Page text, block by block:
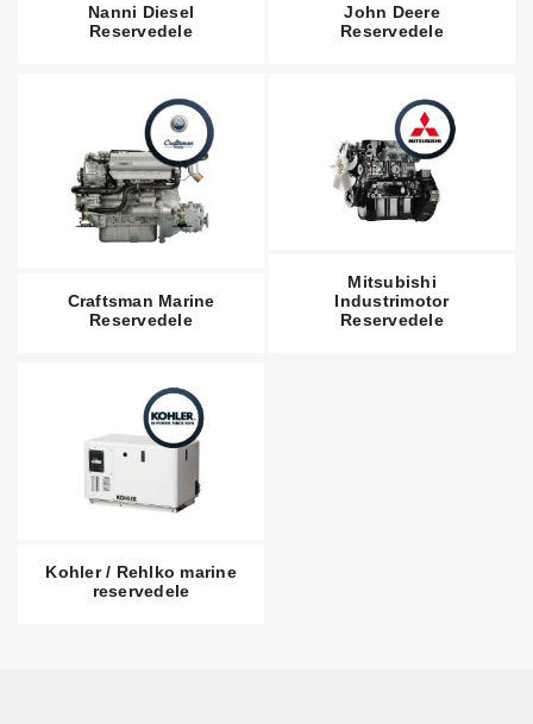
Nanni Diesel
Reservedele
John Deere
Reservedele
Craftsman Marine
Reservedele
Mitsubishi
Industrimotor
Reservedele
Kohler / Rehlko marine
reservedele